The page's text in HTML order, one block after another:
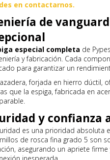
en contactarnos.
de
especial completa de
y fabricación. Cada
para garantizar un
forjada en hierro dúctil,
que la espiga, fabricada en
y confianza
es una prioridad absoluta
de rosca fina grado 5 son
asegurando un apriete